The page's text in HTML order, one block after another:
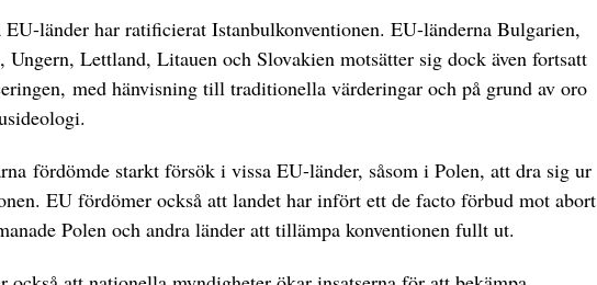
EU-länder har ratificierat Istanbulkonventionen. EU-länderna Bulgarien,
Ungern, Lettland, Litauen och Slovakien motsätter sig dock även fortsatt
med hänvisning till traditionella värderingar och på grund av oro
fördömde starkt försök i vissa EU-länder, såsom i Polen, att dra sig ur
EU fördömer också att landet har infört ett de facto förbud mot abort
Polen och andra länder att tillämpa konventionen fullt ut.